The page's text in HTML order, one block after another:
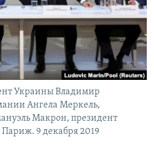
Украины Владимир
Ангела Меркель,
Макрон, президент
9 декабря 2019